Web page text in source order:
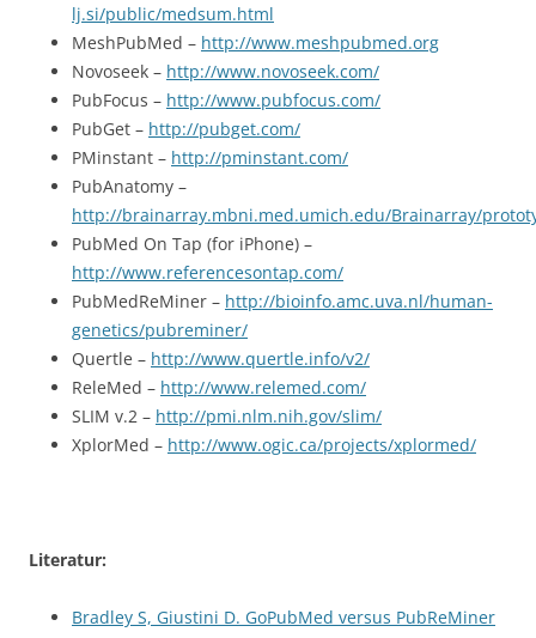
lj.si/public/medsum.html
MeshPubMed – http://www.meshpubmed.org
Novoseek – http://www.novoseek.com/
PubFocus – http://www.pubfocus.com/
PubGet – http://pubget.com/
PMinstant – http://pminstant.com/
PubAnatomy –
http://brainarray.mbni.med.umich.edu/Brainarray/
PubMed On Tap (for iPhone) –
http://www.referencesontap.com/
PubMedReMiner – http://bioinfo.amc.uva.nl/human-
genetics/pubreminer/
Quertle – http://www.quertle.info/v2/
ReleMed – http://www.relemed.com/
SLIM v.2 – http://pmi.nlm.nih.gov/slim/
XplorMed – http://www.ogic.ca/projects/xplormed/
Literatur:
Bradley S, Giustini D. GoPubMed versus PubReMiner